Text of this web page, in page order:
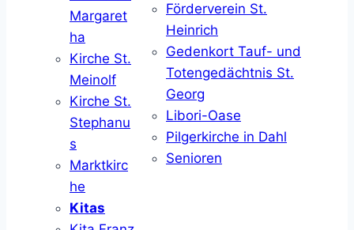
Margaret
ha
Kirche St.
Meinolf
Kirche St.
Stephanu
s
Marktkirc
he
Kitas
Förderverein St.
Heinrich
Gedenkort Tauf- und
Totengedächtnis St.
Georg
Libori-Oase
Pilgerkirche in Dahl
Senioren